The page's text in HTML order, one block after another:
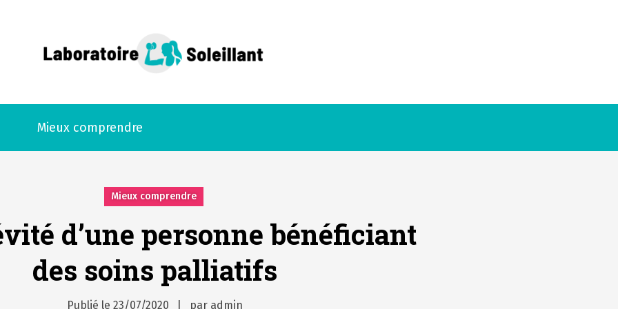
Mieux comprendre
Mieux comprendre
d’une personne bénéficiant
des soins palliatifs
Publié le 23/07/2020 par admin